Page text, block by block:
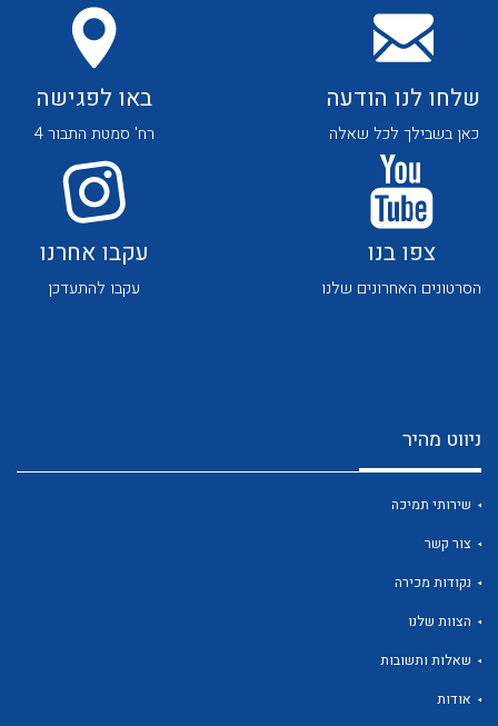
לכל מוצרי היצרן לכל מוצרי היצרן
לכל מוצרי היצרן לכל מוצרי היצרן
לכל מוצרי היצרן
שלחו לנו הודעה
כאן בשבילך לכל שאלה
באו לפגישה
רח' סמטת התבור 4
צפו בנו
הסרטונים האחרונים שלנו
עקבו אחרנו
עקבו להתעדכן
ניווט מהיר
שירותי תמיכה
צור קשר
נקודות מכירה
הצוות שלנו
שאלות ותשובות
אודות